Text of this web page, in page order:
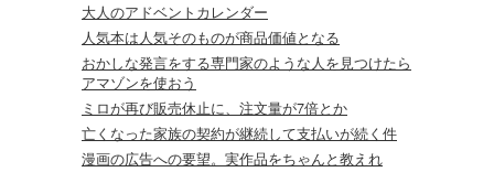
大人のアドベントカレンダー
人気本は人気そのものが商品価値となる
おかしな発言をする専門家のような人を見つけたら
アマゾンを使おう
ミロが再び販売休止に、注文量が7倍とか
亡くなった家族の契約が継続して支払いが続く件
漫画の広告への要望。実作品をちゃんと教えれ